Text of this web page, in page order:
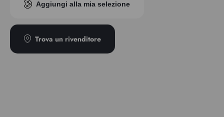
Aggiungi alla mia selezione
Trova un rivenditore